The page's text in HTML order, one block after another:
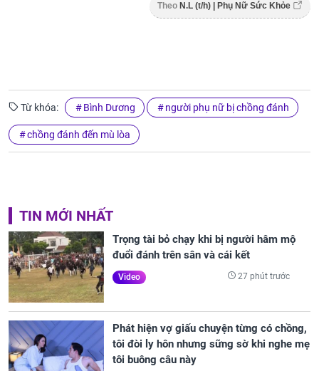
Theo N.L (t/h) | Phụ Nữ Sức Khỏe
Từ khóa: Bình Dương người phụ nữ bị chồng đánh
chồng đánh đến mù lòa
TIN MỚI NHẤT
Trọng tài bỏ chạy khi bị người hâm mộ
đuổi đánh trên sân và cái kết
Video 27 phút trước
Phát hiện vợ giấu chuyện từng có chồng,
tôi đòi ly hôn nhưng sững sờ khi nghe mẹ
tôi buông câu này